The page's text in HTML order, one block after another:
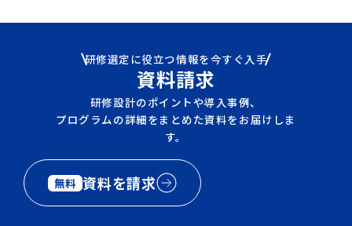
研修選定に役立つ情報を今すぐ入手
資料請求
研修設計のポイントや導入事例、
プログラムの詳細をまとめた資料をお届けしま
す。
無料 資料を請求